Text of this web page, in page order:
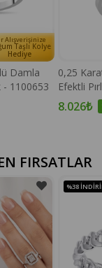
Alışverişinize
Taşlı Kolye
Hediye
Damla
- 1100653
0,25
Efektli
8.026₺
FIRSATLAR
%38